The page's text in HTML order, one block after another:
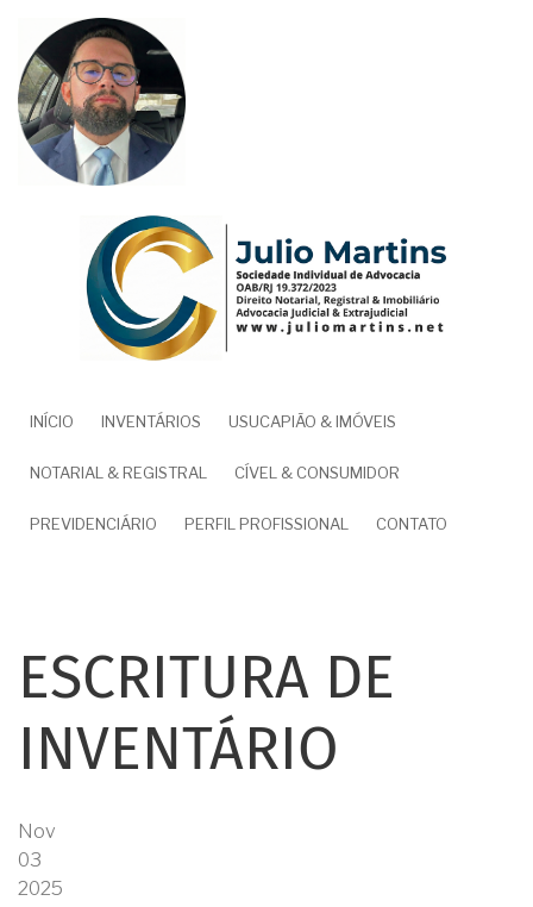
para
conteúdo
principal
NAVEGAÇÃO
PRINCIPAL
INÍCIO INVENTÁRIOS USUCAPIÃO & IMÓVEIS
NOTARIAL & REGISTRAL CÍVEL & CONSUMIDOR
PREVIDENCIÁRIO PERFIL PROFISSIONAL CONTATO
ESCRITURA DE
INVENTÁRIO
Nov
03
2025